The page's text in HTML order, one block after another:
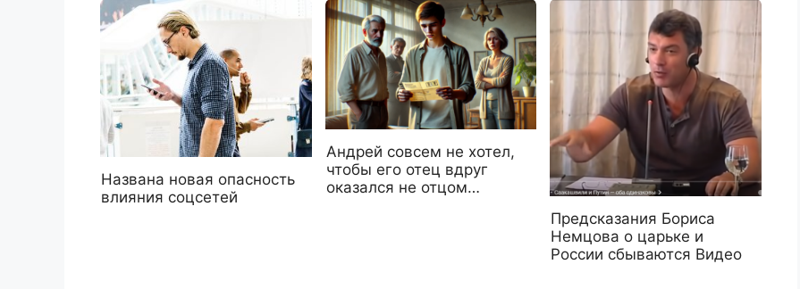
Названа новая опасность
влияния соцсетей
Андрей совсем не хотел,
чтобы его отец вдруг
оказался не отцом…
Предсказания Бориса
Немцова о царьке и
России сбываются Видео